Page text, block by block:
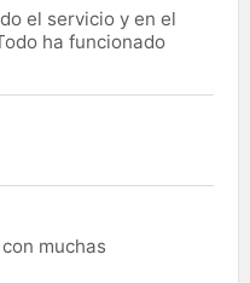
el servicio y en el
ha funcionado
muchas